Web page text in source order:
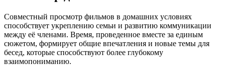
Совместный просмотр фильмов в домашних условиях
способствует укреплению семьи и развитию коммуникации
между её членами. Время, проведенное вместе за единым
сюжетом, формирует общие впечатления и новые темы для
бесед, которые способствуют более глубокому
взаимопониманию.